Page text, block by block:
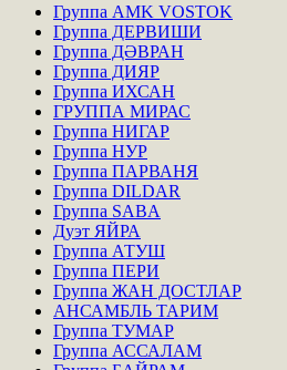
Группа AMK VOSTOK
Группа ДЕРВИШИ
Группа ДӘВРАН
Группа ДИЯР
Группа ИХСАН
ГРУППА МИРАС
Группа НИГАР
Группа НУР
Группа ПАРВАНЯ
Группа DILDAR
Группа SABA
Дуэт ЯЙРА
Группа АТУШ
Группа ПЕРИ
Группа ЖАН ДОСТЛАР
АНСАМБЛЬ ТАРИМ
Группа ТУМАР
Группа АССАЛАМ